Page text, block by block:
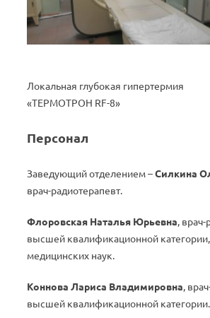
Локальная глубокая гипертермия
«ТЕРМОТРОН RF-8»
Персонал
Заведующий отделением –Силкина
врач-радиотерапевт.
Флоровская Наталья Юрьевна, врач-
высшей квалификационной
медицинских наук.
Коннова Лариса Владимировна,
высшей квалификационной категории.